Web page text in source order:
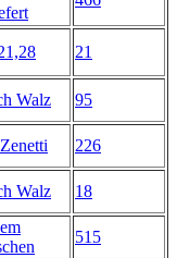
21
Walz
95
226
Walz
18
515